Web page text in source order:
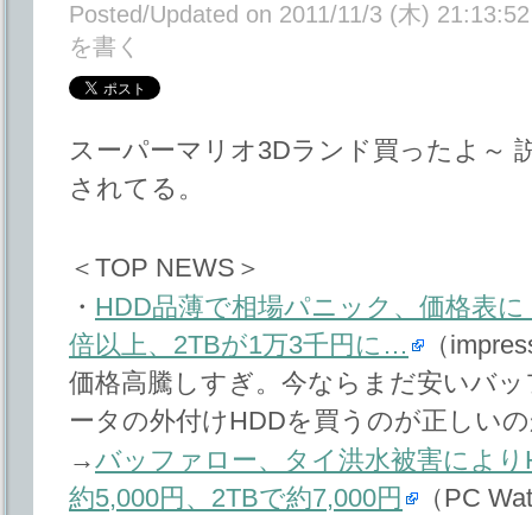
Posted/Updated on 2011/11/3 (木) 21:13:52
を書く
スーパーマリオ3Dランド買ったよ～
されてる。
＜TOP NEWS＞
・ HDD品薄で相場パニック、価格表
倍以上、2TBが1万3千円に…
（
価格高騰しすぎ。今ならまだ安いバ
ータの外付けHDDを買うのが正しい
→バッファロー、タイ洪水被害によ
約5,000円、2TBで約7,000円
（PC